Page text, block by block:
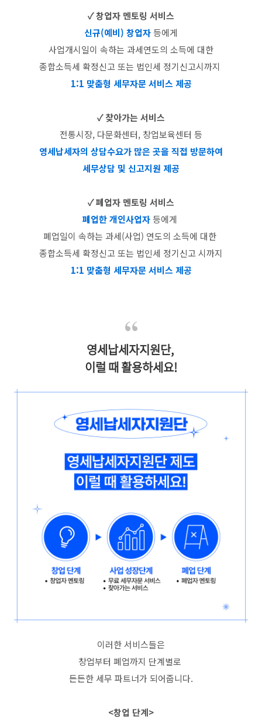
✓ 창업자 멘토링 서비스
신규(예비) 창업자등에게
사업개시일이 속하는 과세연도의 소득에 대한
종합소득세 확정신고 또는 법인세 정기신고시까지
1:1 맞춤형 세무자문 서비스 제공
✓ 찾아가는 서비스
전통시장, 다문화센터, 창업보육센터 등
영세납세자의 상담수요가 많은 곳을 직접 방문하여
세무상담 및 신고지원 제공
✓ 폐업자 멘토링 서비스
폐업한 개인사업자등에게
폐업일이 속하는 과세(사업) 연도의 소득에 대한
종합소득세 확정신고 또는 법인세 정기신고 시까지
1:1 맞춤형 세무자문 서비스 제공
영세납세자지원단,
이럴 때 활용하세요!
이러한 서비스들은
창업부터 폐업까지 단계별로
든든한 세무 파트너가 되어줍니다.
<창업 단계>